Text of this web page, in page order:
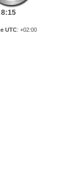
8:15
UTC: +02:00